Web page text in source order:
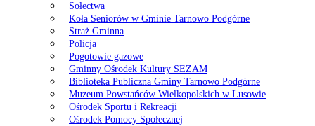
Sołectwa
Koła Seniorów w Gminie Tarnowo Podgórne
Straż Gminna
Policja
Pogotowie gazowe
Gminny Ośrodek Kultury SEZAM
Biblioteka Publiczna Gminy Tarnowo Podgórne
Muzeum Powstańców Wielkopolskich w Lusowie
Ośrodek Sportu i Rekreacji
Ośrodek Pomocy Społecznej